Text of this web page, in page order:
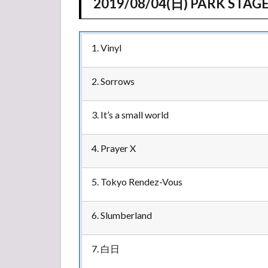
1. Vinyl
2. Sorrows
3. It’s a small world
4. Prayer X
5. Tokyo Rendez-Vous
6. Slumberland
7. 白日